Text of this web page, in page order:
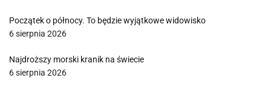
Początek o północy. To będzie wyjątkowe widowisko
6 sierpnia 2026
Najdroższy morski kranik na świecie
6 sierpnia 2026